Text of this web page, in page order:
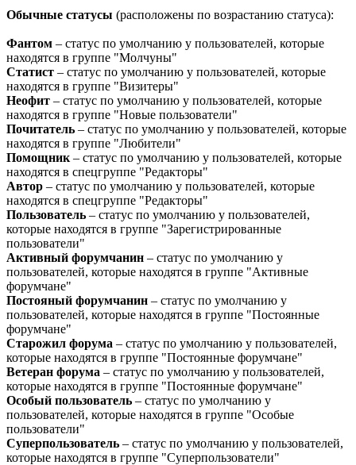
Обычные статусы (расположены по возрастанию статуса):
Фантом – статус по умолчанию у пользователей, которые
находятся в группе "Молчуны"
Статист – статус по умолчанию у пользователей, которые
находятся в группе "Визитеры"
Неофит – статус по умолчанию у пользователей, которые
находятся в группе "Новые пользователи"
Почитатель – статус по умолчанию у пользователей, которые
находятся в группе "Любители"
Помощник – статус по умолчанию у пользователей, которые
находятся в спецгруппе "Редакторы"
Автор – статус по умолчанию у пользователей, которые
находятся в спецгруппе "Редакторы"
Пользователь – статус по умолчанию у пользователей,
которые находятся в группе "Зарегистрированные
пользователи"
Активный форумчанин – статус по умолчанию у
пользователей, которые находятся в группе "Активные
форумчане"
Постояный форумчанин – статус по умолчанию у
пользователей, которые находятся в группе "Постоянные
форумчане"
Старожил форума – статус по умолчанию у пользователей,
которые находятся в группе "Постоянные форумчане"
Ветеран форума – статус по умолчанию у пользователей,
которые находятся в группе "Постоянные форумчане"
Особый пользователь – статус по умолчанию у
пользователей, которые находятся в группе "Особые
пользователи"
Суперпользователь – статус по умолчанию у пользователей,
которые находятся в группе "Суперпользователи"